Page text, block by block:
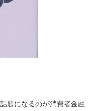
題になるのが消費者金融